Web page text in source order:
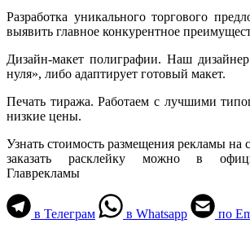
Разработка уникального торгового
выявить главное конкурентное
Дизайн-макет полиграфии. Наш дизайнер
нуля», либо адаптирует готовый макет.
Печать тиража. Работаем с лучшими
низкие цены.
Узнать стоимость размещения рекламы на
заказать расклейку можно в
Главрекламы
в Телеграм в Whatsapp по